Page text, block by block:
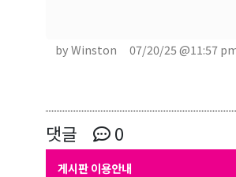
by Winston 07/20/25 @11:57
댓글 0
게시판 이용안내